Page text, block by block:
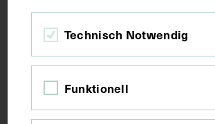
Frauen in der Medizin
Kollegium <Universität>
Rechte
Technisch Notwendig
Funktionell